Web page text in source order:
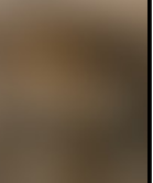
個人情報の開示
本サイトは、ご
る場合、速やか
その際、ご本人
個人情報の内容
がある場合、調